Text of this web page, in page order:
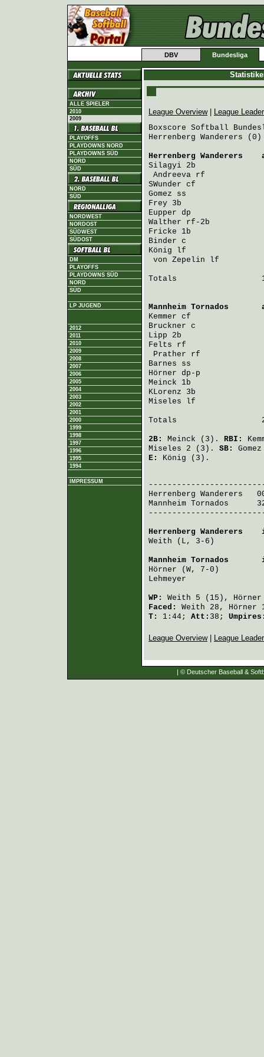
DBV Bundesliga
ALLE SPIELER
2010
2009
PLAYOFFS
PLAYDOWNS NORD
PLAYDOWNS SÜD
NORD
SÜD
NORD
SÜD
NORDWEST
NORDOST
SÜDWEST
SÜDOST
DM
PLAYOFFS
PLAYDOWNS SÜD
NORD
SÜD
LP JUGEND
2012
2011
2010
2009
2008
2007
2006
2005
2004
2003
2002
2001
2000
1999
1998
1997
1996
1995
1994
IMPRESSUM
League Overview|
League
Boxscore Softball
Herrenberg Wanderers
Herrenberg Wanderers
Silagyi 2b               2
Andreeva rf             0
SWunder cf               3
Gomez ss                 1
Frey 3b                  2
Eupper dp
Walther rf-2b
Fricke 1b
Binder c                 2
König lf                 2
von Zepelin lf          0
Totals
Mannheim Tornados
Kemmer cf                3
Bruckner c               2
Lipp 2b                  3
Felts rf                 3
Prather rf              0
Barnes ss                3
Hörner dp-p
Meinck 1b                3
KLorenz 3b
Miseles lf               2
Totals
2B: Meinck (3). RBI:
Miseles 2 (3). SB: Gomez
E: König (3).
Herrenberg Wanderers
Mannheim Tornados
Herrenberg Wanderers
Weith (L, 3-6)
Mannheim Tornados
Hörner (W, 7-0)
Lehmeyer
WP: Weith 5 (15), Hörner
Faced: Weith 28, Hörner
T:
1:44; Att: 38;
League Overview| League
| © Deutscher Baseball &